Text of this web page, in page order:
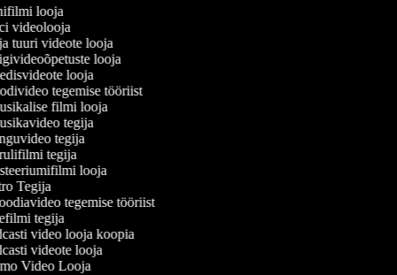
looja
videolooja
tuuri videote looja
looja
looja
tegemise tööriist
filmi looja
tegija
tegija
tegija
looja
Tegija
tegemise tööriist
tegija
video looja koopia
videote looja
Video Looja